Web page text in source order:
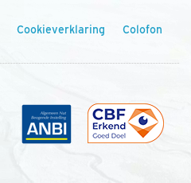
Cookieverklaring Colofon